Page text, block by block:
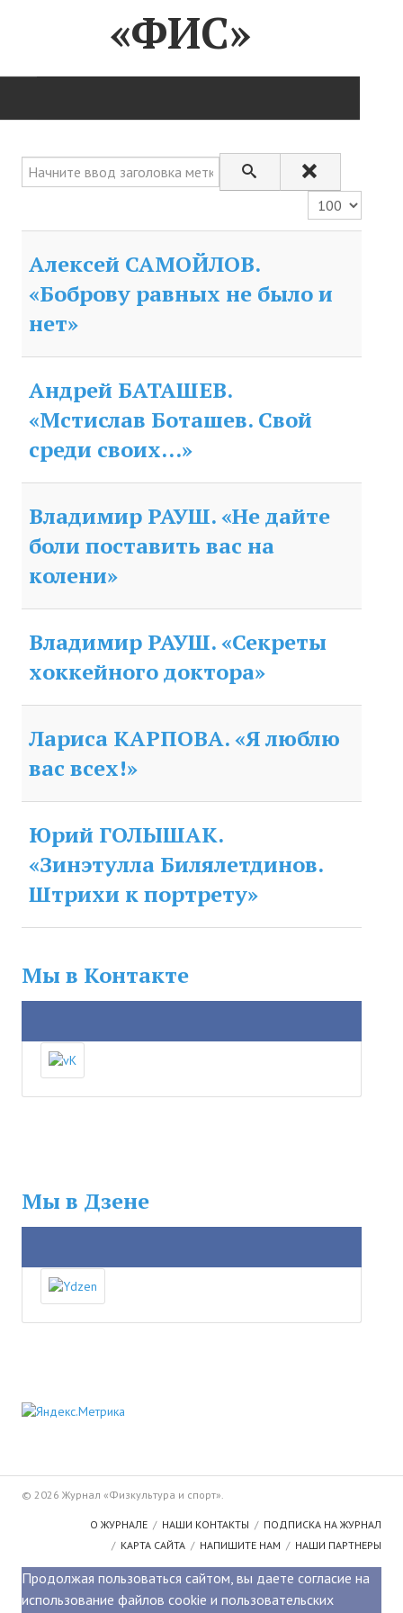
«ФИС»
Нас поздравляют...
О нас пишут
О журнале
Памяти Игоря Сосновского
Редакционный совет
Политика обработки персональных данных
Согласие на обработку персональных данных
АРХИВ
№ 10
№ 11
№ 12
№ 1
№ 4
№ 5
№ 6
№ 7
№ 8
№ 9
2026 г.
№ 4
№ 6
КНИГИ
Страница поиска
Новые книги
Е. Богатырев «Повесть об олимпийском характере»
В. Щагин «Мяч и время»
Начните ввод заголовка метки
Кол-во строк:
Алексей САМОЙЛОВ.
«Боброву равных не было и
нет»
Андрей БАТАШЕВ.
«Мстислав Боташев. Свой
среди своих...»
Владимир РАУШ. «Не дайте
боли поставить вас на
колени»
Владимир РАУШ. «Секреты
хоккейного доктора»
Лариса КАРПОВА. «Я люблю
вас всех!»
Юрий ГОЛЫШАК.
«Зинэтулла Билялетдинов.
Штрихи к портрету»
Мы в Контакте
Мы в Дзене
© 2026 Журнал «Физкультура и спорт».
О ЖУРНАЛЕ НАШИ КОНТАКТЫ
ПОДПИСКА НА ЖУРНАЛ
КАРТА САЙТА
НАПИШИТЕ НАМ НАШИ ПАРТНЕРЫ
Продолжая пользоваться сайтом, вы даете согласие на
использование файлов cookie и пользовательских